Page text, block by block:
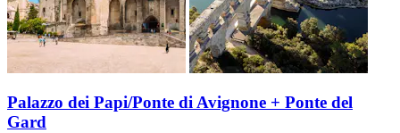
Palazzo dei Papi/Ponte di Avignone + Ponte del
Gard